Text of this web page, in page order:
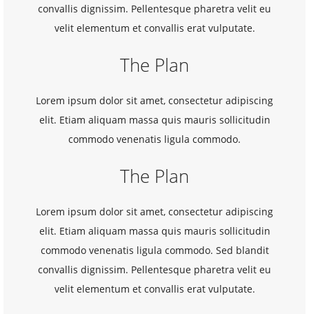
convallis dignissim. Pellentesque pharetra velit eu
velit elementum et convallis erat vulputate.
The Plan
Lorem ipsum dolor sit amet, consectetur adipiscing
elit. Etiam aliquam massa quis mauris sollicitudin
commodo venenatis ligula commodo.
The Plan
Lorem ipsum dolor sit amet, consectetur adipiscing
elit. Etiam aliquam massa quis mauris sollicitudin
commodo venenatis ligula commodo. Sed blandit
convallis dignissim. Pellentesque pharetra velit eu
velit elementum et convallis erat vulputate.